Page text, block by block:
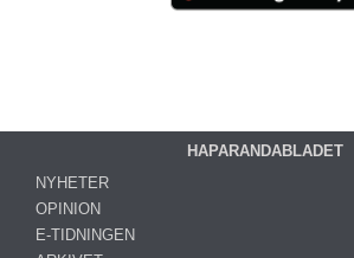
HAPARANDABLADET
NYHETER
OPINION
E-TIDNINGEN